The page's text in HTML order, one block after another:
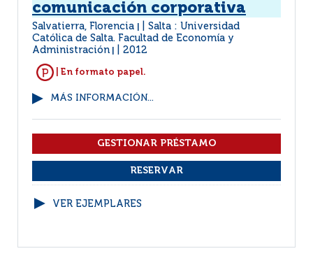
comunicación corporativa
Salvatierra, Florencia
Salta : Universidad
Católica de Salta. Facultad de Economía y
Administración
2012
| En formato papel.
MÁS INFORMACIÓN...
VER EJEMPLARES